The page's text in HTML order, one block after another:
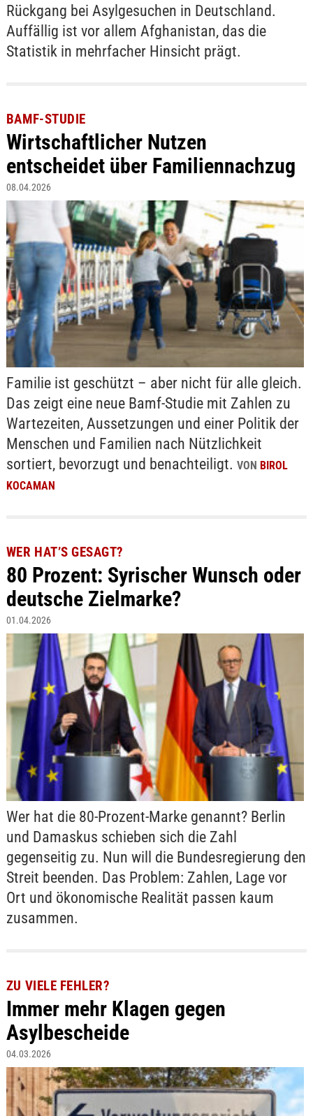
Rückgang bei Asylgesuchen in Deutschland.
Auffällig ist vor allem Afghanistan, das die
Statistik in mehrfacher Hinsicht prägt.
BAMF-STUDIE
Wirtschaftlicher Nutzen
entscheidet über Familiennachzug
08.04.2026
Familie ist geschützt – aber nicht für alle gleich.
Das zeigt eine neue Bamf-Studie mit Zahlen zu
Wartezeiten, Aussetzungen und einer Politik der
Menschen und Familien nach Nützlichkeit
sortiert, bevorzugt und benachteiligt. VON BIROL
KOCAMAN
WER HAT’S GESAGT?
80 Prozent: Syrischer Wunsch oder
deutsche Zielmarke?
01.04.2026
Wer hat die 80-Prozent-Marke genannt? Berlin
und Damaskus schieben sich die Zahl
gegenseitig zu. Nun will die Bundesregierung den
Streit beenden. Das Problem: Zahlen, Lage vor
Ort und ökonomische Realität passen kaum
zusammen.
ZU VIELE FEHLER?
Immer mehr Klagen gegen
Asylbescheide
04.03.2026